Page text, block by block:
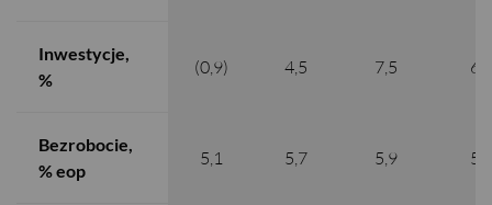
Inwestycje,
%
(0,9) 4,5 7,5 6,5
Bezrobocie,
% eop
5,1 5,7 5,9 5,8